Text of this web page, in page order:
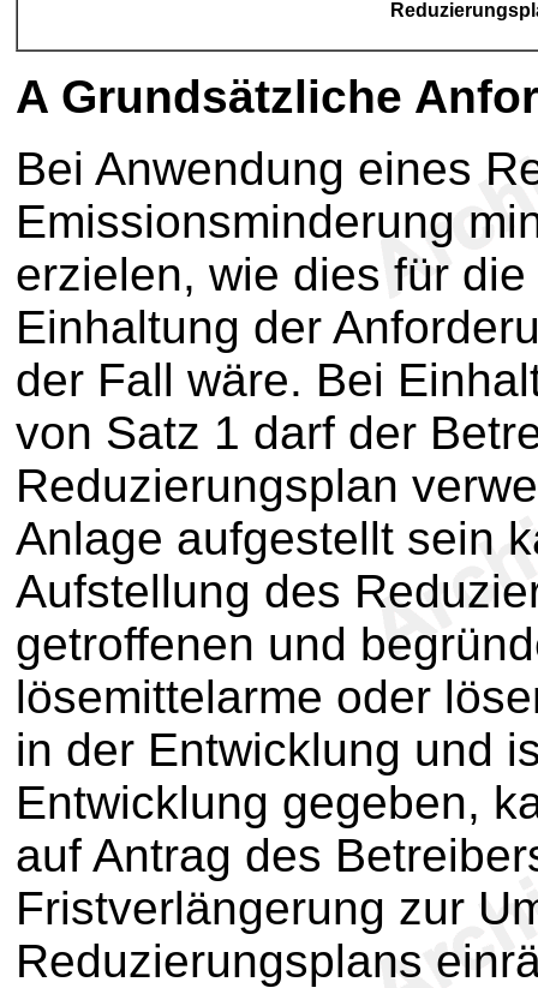
A Grundsätzliche
Bei Anwendung eines
Emissionsminderung
erzielen, wie dies für
Einhaltung der
der Fall wäre. Bei
von Satz 1 darf der
Reduzierungsplan
Anlage aufgestellt sein
Aufstellung des
getroffenen und
lösemittelarme oder
in der Entwicklung und
Entwicklung gegeben,
auf Antrag des
Fristverlängerung zur
Reduzierungsplans